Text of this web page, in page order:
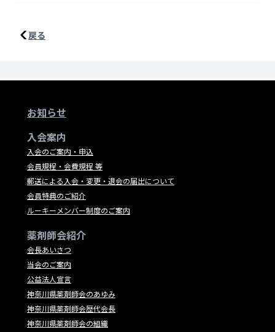
戻る
お知らせ
入会案内
入会のご案内・申込
会員規程・会費規程 等
郵送による入会・変更・退会の届出について
会員特典のご紹介
ルーキーメンバー制度のご案内
薬剤師会紹介
会長あいさつ
当会のご案内
公益法人宣言
神奈川県薬剤師会のあゆみ
神奈川県薬剤師会歴代会長
神奈川県薬剤師会の組織